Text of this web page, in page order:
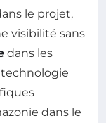
le projet,
visibilité sans
dans les
technologie
dans le